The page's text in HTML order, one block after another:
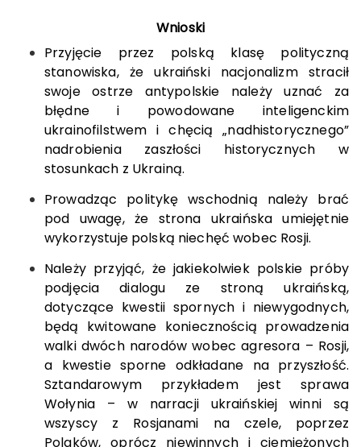
Wnioski
Przyjęcie przez polską klasę polityczną
stanowiska, że ukraiński nacjonalizm stracił
swoje ostrze antypolskie należy uznać za
błędne i powodowane inteligenckim
ukrainofilstwem i chęcią „nadhistorycznego”
nadrobienia zaszłości historycznych w
stosunkach z Ukrainą.
Prowadząc politykę wschodnią należy brać
pod uwagę, że strona ukraińska umiejętnie
wykorzystuje polską niechęć wobec Rosji.
Należy przyjąć, że jakiekolwiek polskie próby
podjęcia dialogu ze stroną ukraińską,
dotyczące kwestii spornych i niewygodnych,
będą kwitowane koniecznością prowadzenia
walki dwóch narodów wobec agresora – Rosji,
a kwestie sporne odkładane na przyszłość.
Sztandarowym przykładem jest sprawa
Wołynia – w narracji ukraińskiej winni są
wszyscy z Rosjanami na czele, poprzez
Polaków, oprócz niewinnych i ciemiężonych